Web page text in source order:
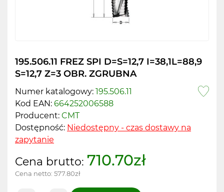
195.506.11 FREZ SPI D=S=12,7 I=38,1L=88,9
S=12,7 Z=3 OBR. ZGRUBNA
Numer katalogowy: 195.506.11
Kod EAN: 664252006588
Producent: CMT
Dostępność: Niedostępny - czas dostawy na
zapytanie
Cena brutto: 710.70zł
Cena netto: 577.80zł